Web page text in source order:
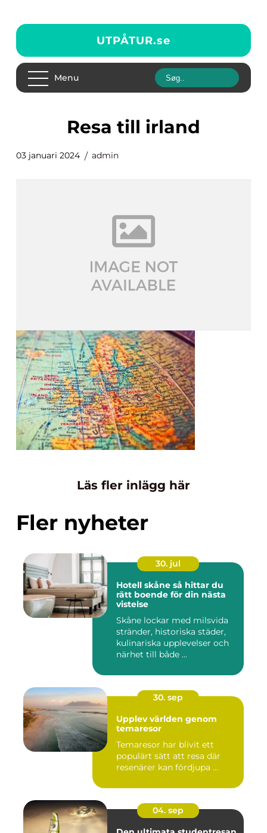
UTPÅTUR.se
Menu
resa till irland
03 januari 2024 admin
Läs fler inlägg här
Fler nyheter
30. jul
Hotell skåne så hittar du
rätt boende för din nästa
vistelse
Skåne lockar med milsvida
stränder, historiska städer,
kulinariska upplevelser och
närhet till både ...
30. sep
Upplev världen genom
temaresor
Temaresor har blivit ett
populärt sätt att resa där
resenärer kan fördjupa ...
04. sep